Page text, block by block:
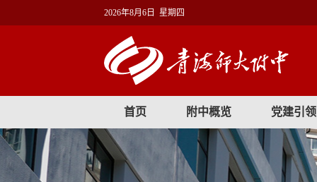
2026年8月6日 星期四
首页 附中概览 党建引领